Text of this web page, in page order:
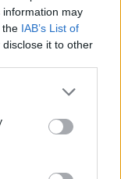
information may
the IAB’s List of
it to other
or more Google
You may click to
party tags to
in below Google